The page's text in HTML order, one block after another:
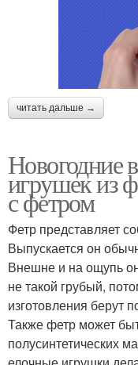
читать дальше →
Новогодние
игрушек из
с фетром
Фетр представляет
Выпускается он
Внешне и на ощупь
не такой грубый,
изготовления берут
Также фетр может
полусинтетических